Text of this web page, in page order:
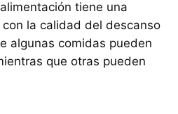
tiene una
la calidad del descanso
algunas comidas pueden
que otras pueden